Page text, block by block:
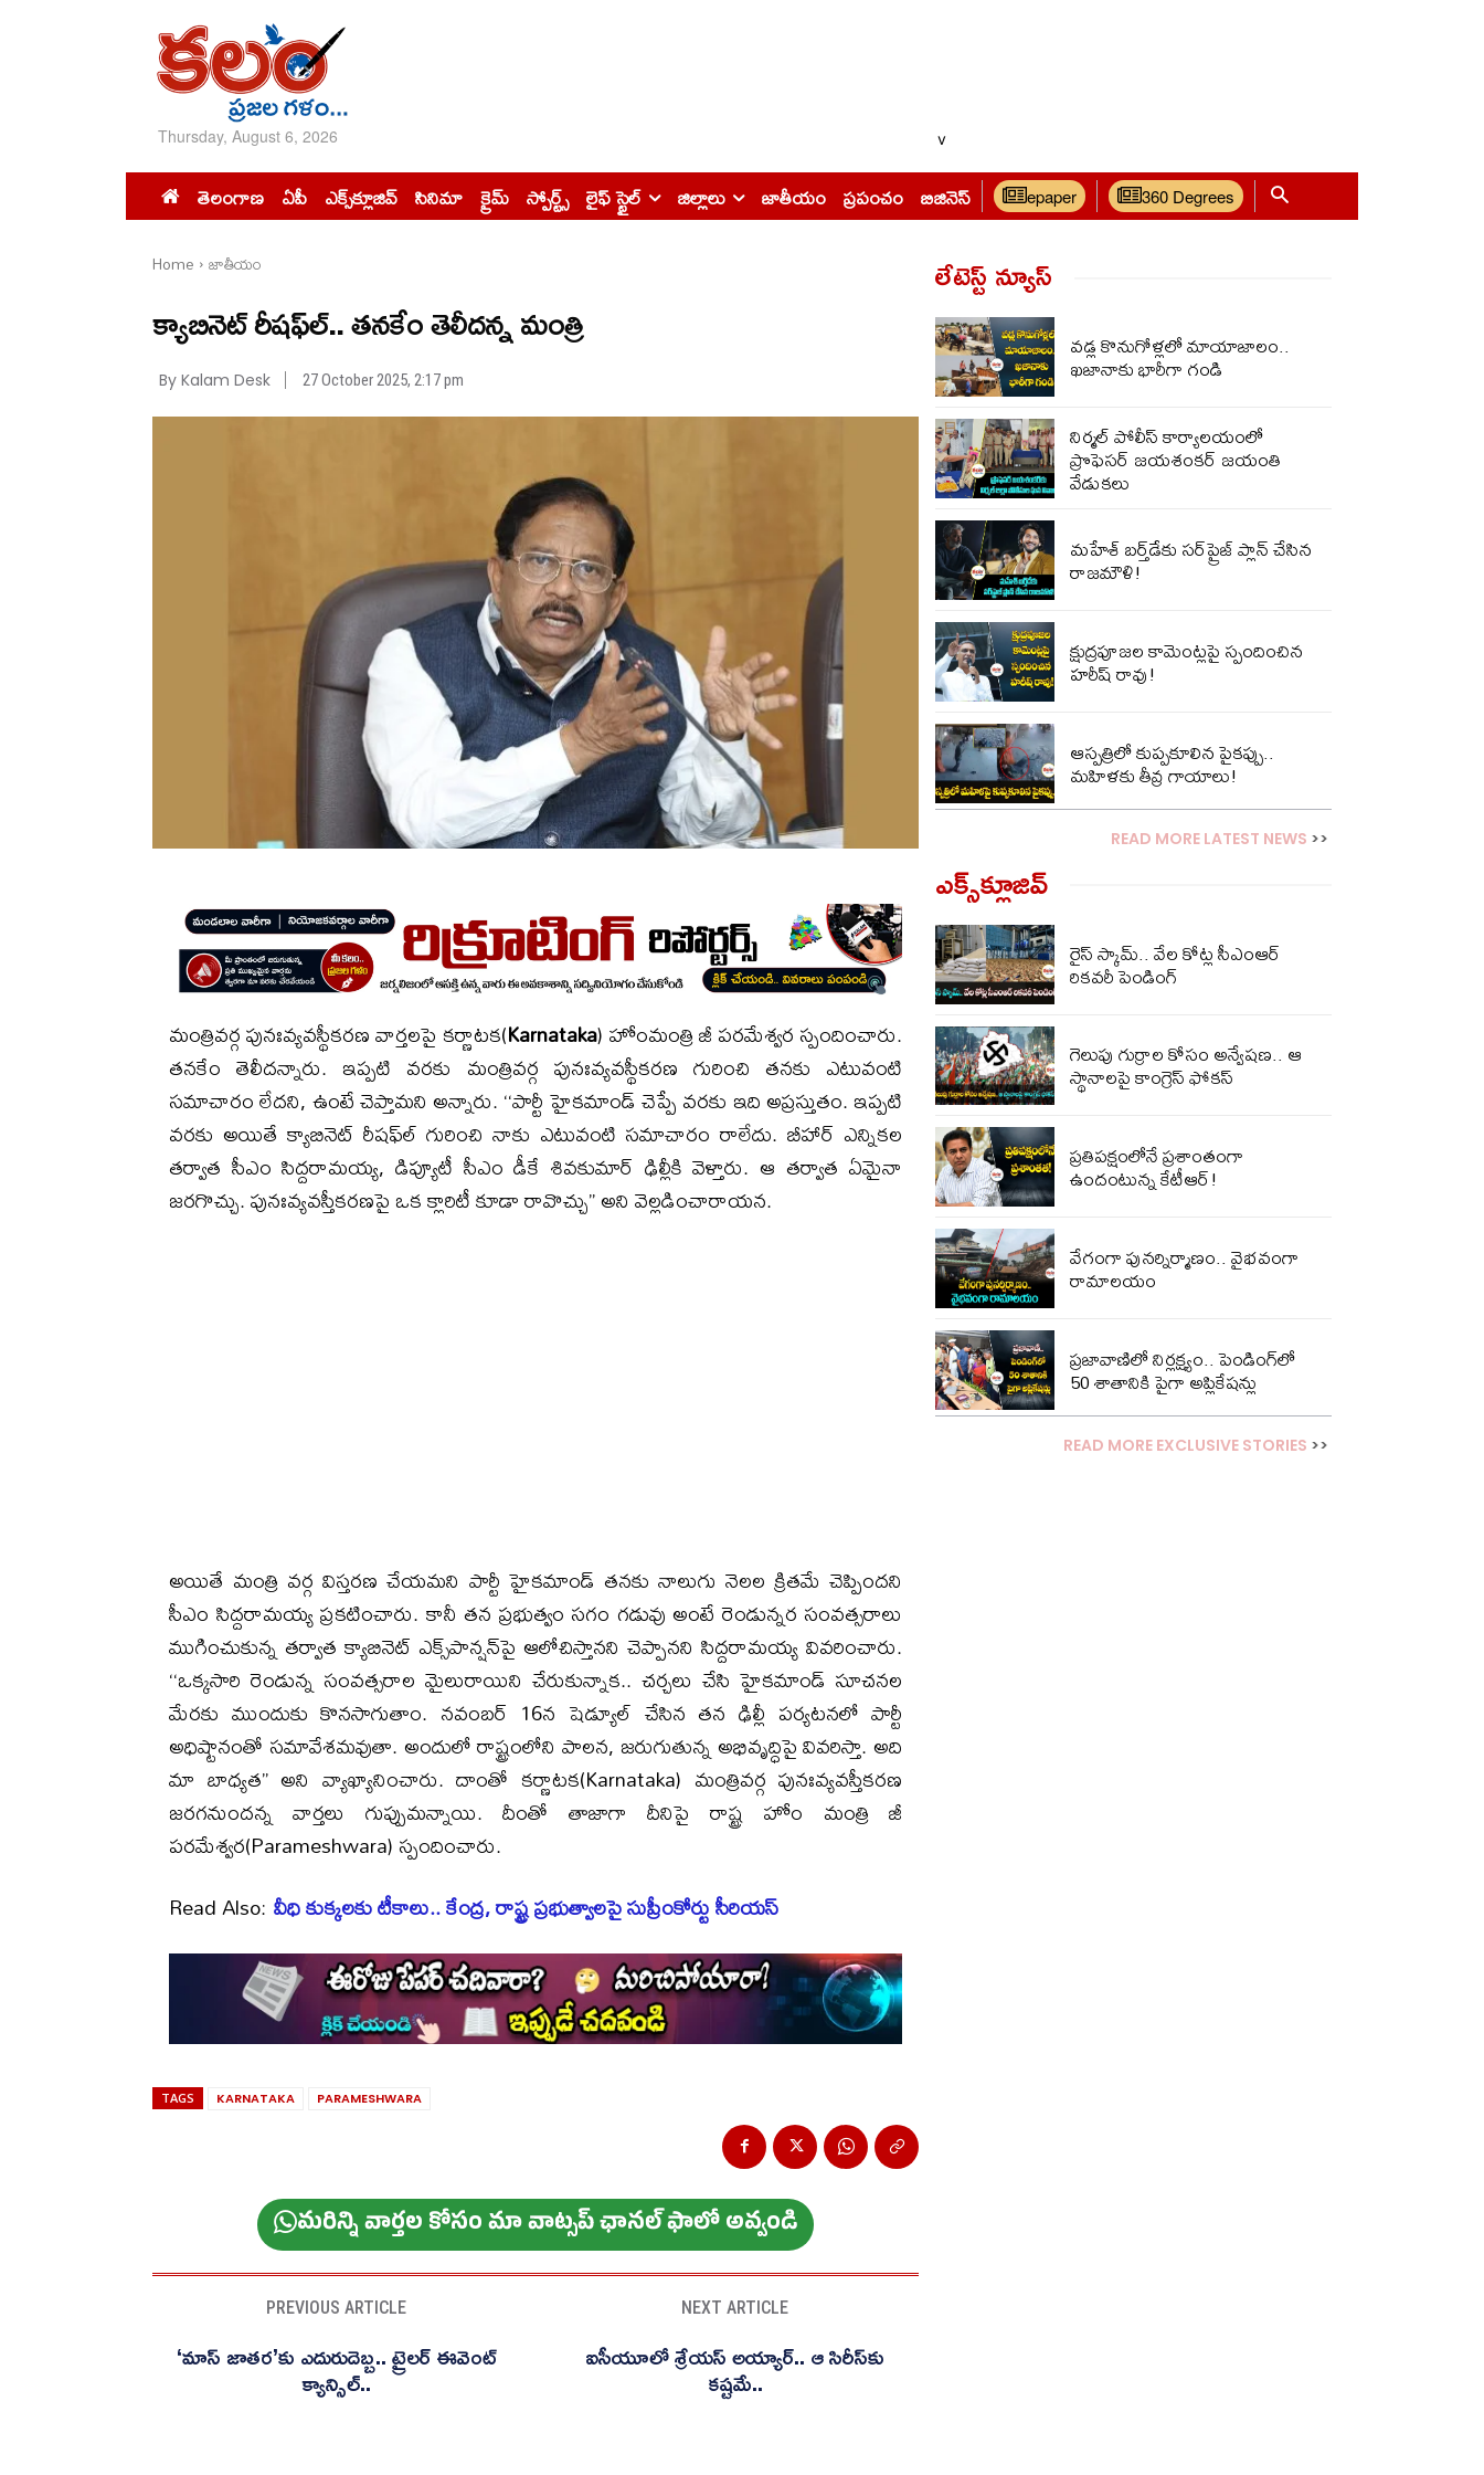
Thursday, August 6, 2026 v
తెలంగాణ ఏపీ ఎక్స్‌క్లూజివ్‌ సినిమా క్రైమ్ స్పోర్ట్స్ లైఫ్ స్టైల్ జిల్లాలు జాతీయం ప్రపంచం బిజినెస్ epaper 360 Degrees
Home జాతీయం
క్యాబినెట్ రీషఫ్‌ల్.. తనకేం తెలీదన్న మంత్రి
By Kalam Desk 27 October 2025, 2:17 pm
మంత్రివర్గ పునఃవ్యవస్థీకరణ వార్తలపై కర్ణాటక(Karnataka) హోంమంత్రి జీ పరమేశ్వర స్పందించారు.
తనకేం తెలీదన్నారు. ఇప్పటి వరకు మంత్రివర్గ పునఃవ్యవస్థీకరణ గురించి తనకు ఎటువంటి
సమాచారం లేదని, ఉంటే చెప్తామని అన్నారు. ‘‘పార్టీ హైకమాండ్ చెప్పే వరకు ఇది అప్రస్తుతం. ఇప్పటి
వరకు అయితే క్యాబినెట్ రీషఫ్‌ల్ గురించి నాకు ఎటువంటి సమాచారం రాలేదు. బీహార్ ఎన్నికల
తర్వాత సీఎం సిద్దరామయ్య, డిప్యూటీ సీఎం డీకే శివకుమార్ ఢిల్లీకి వెళ్తారు. ఆ తర్వాత ఏమైనా
జరగొచ్చు. పునఃవ్యవస్తీకరణపై ఒక క్లారిటీ కూడా రావొచ్చు’’ అని వెల్లడించారాయన.
అయితే మంత్రి వర్గ విస్తరణ చేయమని పార్టీ హైకమాండ్ తనకు నాలుగు నెలల క్రితమే చెప్పిందని
సీఎం సిద్దరామయ్య ప్రకటించారు. కానీ తన ప్రభుత్వం సగం గడువు అంటే రెండున్నర సంవత్సరాలు
ముగించుకున్న తర్వాత క్యాబినెట్ ఎక్స్‌పాన్షన్‌పై ఆలోచిస్తానని చెప్పానని సిద్దరామయ్య వివరించారు.
‘‘ఒక్కసారి రెండున్న సంవత్సరాల మైలురాయిని చేరుకున్నాక.. చర్చలు చేసి హైకమాండ్ సూచనల
మేరకు ముందుకు కొనసాగుతాం. నవంబర్ 16న షెడ్యూల్ చేసిన తన ఢిల్లీ పర్యటనలో పార్టీ
అధిష్టానంతో సమావేశమవుతా. అందులో రాష్ట్రంలోని పాలన, జరుగుతున్న అభివృద్ధిపై వివరిస్తా. అది
మా బాధ్యత’’ అని వ్యాఖ్యానించారు. దాంతో కర్ణాటక(Karnataka) మంత్రివర్గ పునఃవ్యవస్తీకరణ
జరగనుందన్న వార్తలు గుప్పుమన్నాయి. దీంతో తాజాగా దీనిపై రాష్ట్ర హోం మంత్రి జీ
పరమేశ్వర(Parameshwara) స్పందించారు.
Read Also: వీధి కుక్కలకు టీకాలు.. కేంద్ర, రాష్ట్ర ప్రభుత్వాలపై సుప్రీంకోర్టు సీరియస్
TAGS KARNATAKA PARAMESHWARA
మ‌రిన్ని వార్త‌ల కోసం మా వాట్స‌ప్ ఛాన‌ల్ ఫాలో అవ్వండి
PREVIOUS ARTICLE
‘మాస్ జాతర’కు ఎదురుదెబ్బ.. ట్రైలర్ ఈవెంట్
క్యాన్సిల్..
NEXT ARTICLE
ఐసీయూలో శ్రేయస్ అయ్యార్.. ఆ సిరీస్‌కు
కష్టమే..
లేటెస్ట్ న్యూస్‌
వడ్ల కొనుగోళ్లలో మాయాజాలం..
ఖజానాకు భారీగా గండి
నిర్మల్ పోలీస్ కార్యాలయంలో
ప్రొఫెసర్ జయశంకర్ జయంతి
వేడుకలు
మ‌హేశ్ బ‌ర్త్‌డేకు స‌ర్‌ప్రైజ్ ప్లాన్ చేసిన
రాజ‌మౌళి!
క్షుద్రపూజల కామెంట్లపై స్పందించిన
హరీష్ రావు!
ఆస్ప‌త్రిలో కుప్ప‌కూలిన పైక‌ప్పు..
మ‌హిళ‌కు తీవ్ర గాయాలు!
READ MORE LATEST NEWS >>
ఎక్స్‌క్లూజివ్‌
రైస్ స్కామ్.. వేల కోట్ల‌ సీఎంఆర్
రికవరీ పెండింగ్
గెలుపు గుర్రాల కోసం అన్వేషణ.. ఆ
స్థానాలపై కాంగ్రెస్ ఫోకస్
ప్ర‌తిప‌క్షంలోనే ప్ర‌శాంతంగా
ఉందంటున్న కేటీఆర్!
వేగంగా పునర్నిర్మాణం.. వైభవంగా
రామాలయం
ప్రజావాణిలో నిర్లక్ష్యం.. పెండింగ్‌లో
50 శాతానికి పైగా అప్లికేషన్లు
READ MORE EXCLUSIVE STORIES >>